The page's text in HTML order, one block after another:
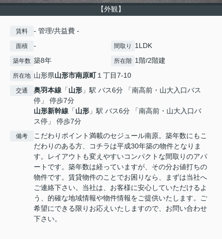
【外観】
賃料 - 管理/共益費 -
面積 - 間取り 1LDK
築年数 築8年 所在階 1階/2階建
所在地 山形県山形市南原町１丁目7-10
交通 奥羽本線 「山形 」駅 バス6分 「南高前・山大入口バス
停」 停歩7分
山形新幹線 「山形 」駅 バス6分 「南高前・山大入口バ
ス停」 停歩7分
備考
こだわりポイント満載のセジュール南原。築年数にもこ
だわりのある方、コチラは平成30年築の物件となりま
す。レイアウトも変えやすいコンパクトな間取りのアパ
ートです。築年数は経っていますが、その分お値打ちの
物件です。賃貸物件のことでお困りなら、まずは当社へ
ご連絡下さい。当社は、お客様に安心していただけるよ
う、的確な地域情報や物件情報をご提供いたします。ご
希望にできる限りお応えいたしますので、お問い合わせ
下さい。